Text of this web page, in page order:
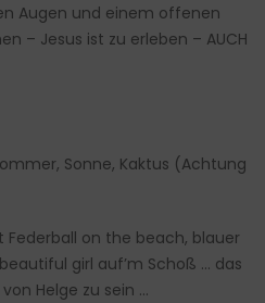
Augen und einem offenen
– Jesus ist zu erleben – AUCH
Sonne, Kaktus (Achtung
Federball on the beach, blauer
girl auf’m Schoß … das
Helge zu sein …